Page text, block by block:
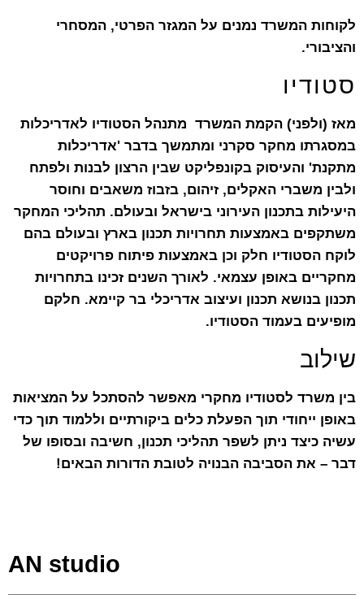
לקוחות המשרד נמנים על המגזר הפרטי, המסחרי
והציבורי.
סטודיו
מאז (ולפני) הקמת המשרד מתנהל הסטודיו לאדריכלות
במסגרתו מחקר סקרני ומתמשך בדבר 'אדריכלות
מתקנת' והעיסוק בקונפליקט שבין הרצון לבנות ולפתח
ולבין משברי האקלים, זיהום, בזבוז משאבים וחוסר
היעילות בתכנון העירוני בישראל ובעולם. תהליכי המחקר
משתקפים באמצעות תחרויות תכנון בארץ ובעולם בהם
לוקח הסטודיו חלק וכן באמצעות פיתוח פרויקטים
מחקריים באופן עצמאי. לאורך השנים זכינו בתחרויות
תכנון בנושא תכנון ועיצוב אדריכלי בר קיימא. חלקם
מופיעים בעמוד הסטודיו.
שילוב
בין משרד לסטודיו מחקרי מאפשר להסתכל על המציאות
באופן ייחודי תוך הפעלת כלים ביקורתיים וללמוד תוך כדי
עשיה כיצד ניתן לשפר תהליכי תכנון, חשיבה ובסופו של
דבר – את הסביבה הבנויה לטובת הדורות הבאים!
AN studio